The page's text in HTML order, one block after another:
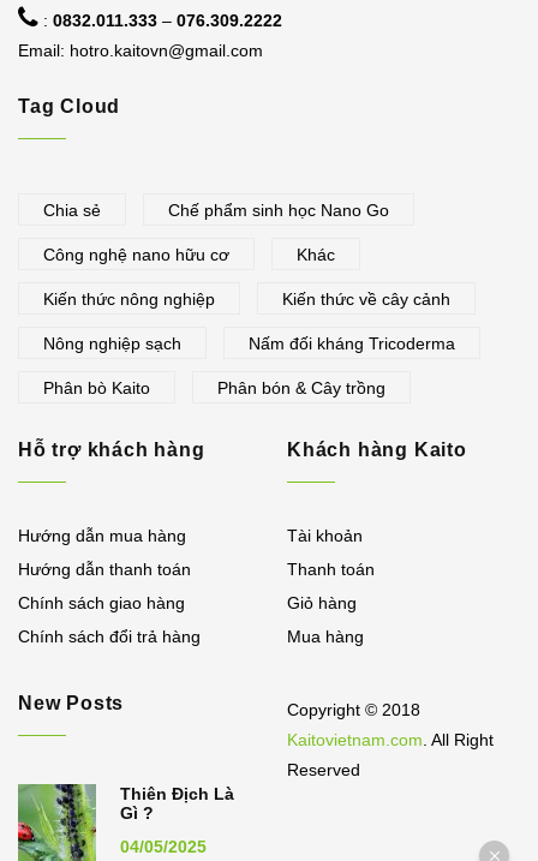
: 0832.011.333 – 076.309.2222
Email: hotro.kaitovn@gmail.com
Tag Cloud
Chia sẻ Chế phẩm sinh học Nano Go
Công nghệ nano hữu cơ Khác
Kiến thức nông nghiệp Kiến thức về cây cảnh
Nông nghiệp sạch Nấm đối kháng Tricoderma
Phân bò Kaito Phân bón & Cây trồng
Hỗ trợ khách hàng
Hướng dẫn mua hàng
Hướng dẫn thanh toán
Chính sách giao hàng
Chính sách đổi trả hàng
New Posts
Thiên Địch Là
Gì ?
04/05/2025
Khách hàng Kaito
Tài khoản
Thanh toán
Giỏ hàng
Mua hàng
Copyright © 2018
Kaitovietnam.com . All Right
Reserved